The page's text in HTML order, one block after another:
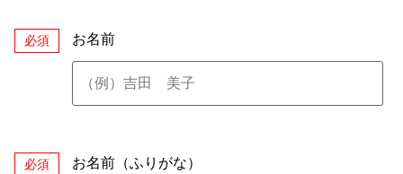
必須 お名前
必須 お名前（ふりがな）